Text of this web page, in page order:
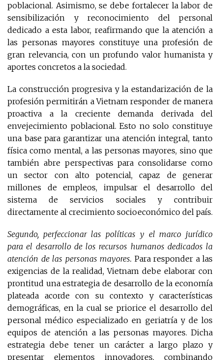
poblacional. Asimismo, se debe fortalecer la labor de
sensibilización y reconocimiento del personal
dedicado a esta labor, reafirmando que la atención a
las personas mayores constituye una profesión de
gran relevancia, con un profundo valor humanista y
aportes concretos a la sociedad.
La construcción progresiva y la estandarización de la
profesión permitirán a Vietnam responder de manera
proactiva a la creciente demanda derivada del
envejecimiento poblacional. Esto no solo constituye
una base para garantizar una atención integral, tanto
física como mental, a las personas mayores, sino que
también abre perspectivas para consolidarse como
un sector con alto potencial, capaz de generar
millones de empleos, impulsar el desarrollo del
sistema de servicios sociales y contribuir
directamente al crecimiento socioeconómico del país.
Segundo, perfeccionar las políticas y el marco jurídico
para el desarrollo de los recursos humanos dedicados la
atención de las personas mayores. Para responder a las
exigencias de la realidad, Vietnam debe elaborar con
prontitud una estrategia de desarrollo de la economía
plateada acorde con su contexto y características
demográficas, en la cual se priorice el desarrollo del
personal médico especializado en geriatría y de los
equipos de atención a las personas mayores. Dicha
estrategia debe tener un carácter a largo plazo y
presentar elementos innovadores, combinando